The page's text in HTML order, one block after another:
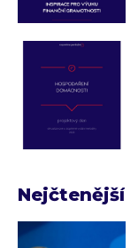
Nejčtenější